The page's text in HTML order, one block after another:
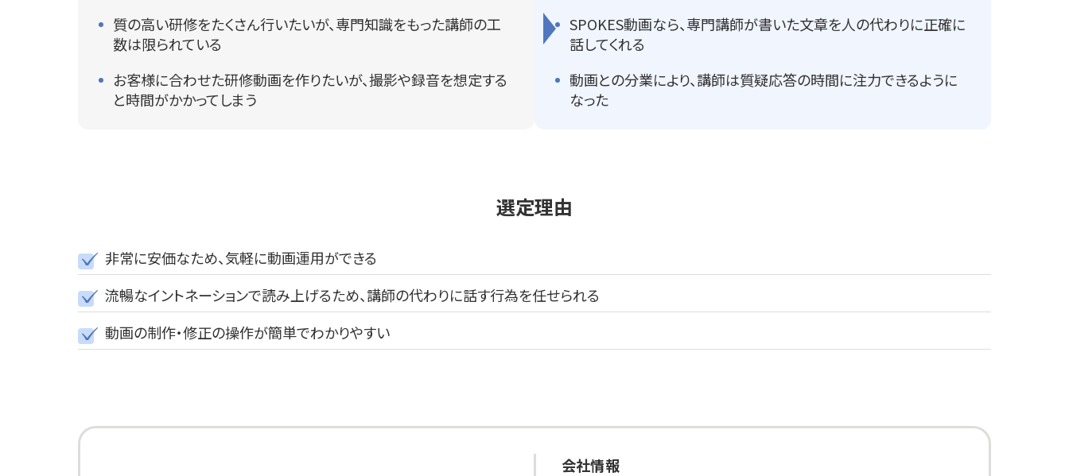
質の高い研修をたくさん行いたいが、専門知識をもった講師の工
数は限られている
お客様に合わせた研修動画を作りたいが、撮影や録音を想定する
と時間がかかってしまう
SPOKES動画なら、専門講師が書いた文章を人の代わりに正確に
話してくれる
動画との分業により、講師は質疑応答の時間に注力できるように
なった
選定理由
非常に安価なため、気軽に動画運用ができる
流暢なイントネーションで読み上げるため、講師の代わりに話す行為を任せられる
動画の制作・修正の操作が簡単でわかりやすい
会社情報